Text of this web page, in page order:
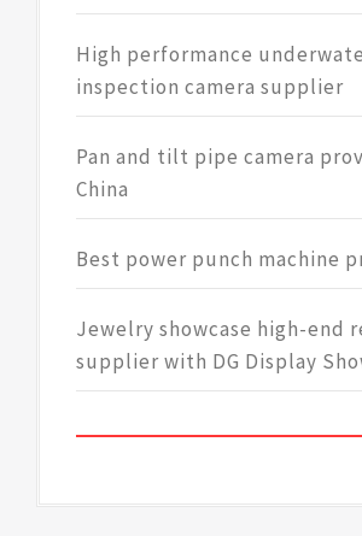
High performance
inspection camera supplier
Pan and tilt pipe camera
China
Best power punch machine
Jewelry showcase high-end
supplier with DG Display